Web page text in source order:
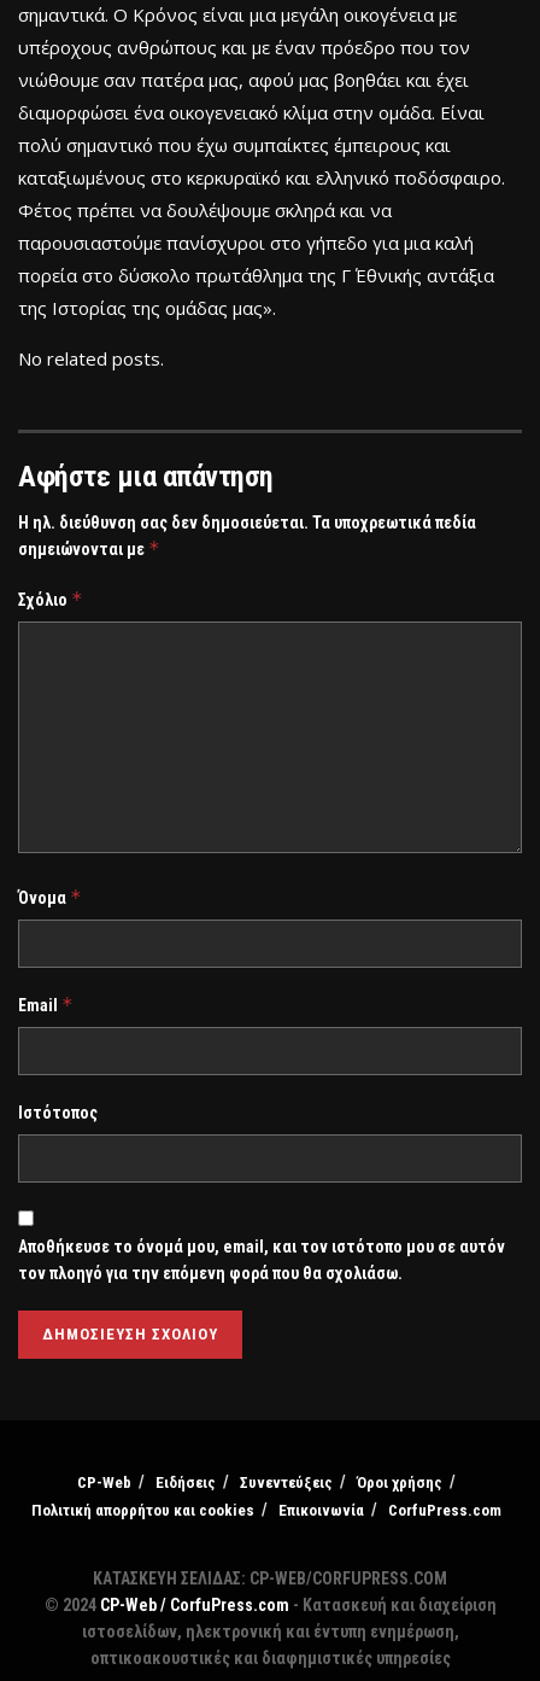
σημαντικά. Ο Κρόνος είναι μια μεγάλη οικογένεια με
υπέροχους ανθρώπους και με έναν πρόεδρο που τον
νιώθουμε σαν πατέρα μας, αφού μας βοηθάει και έχει
διαμορφώσει ένα οικογενειακό κλίμα στην ομάδα. Είναι
πολύ σημαντικό που έχω συμπαίκτες έμπειρους και
καταξιωμένους στο κερκυραϊκό και ελληνικό ποδόσφαιρο.
Φέτος πρέπει να δουλέψουμε σκληρά και να
παρουσιαστούμε πανίσχυροι στο γήπεδο για μια καλή
πορεία στο δύσκολο πρωτάθλημα της Γ΄ Εθνικής αντάξια
της Ιστορίας της ομάδας μας».
No related posts.
Αφήστε μια απάντηση
Η ηλ. διεύθυνση σας δεν δημοσιεύεται. Τα υποχρεωτικά πεδία
σημειώνονται με *
Σχόλιο *
Όνομα *
Email *
Ιστότοπος
Αποθήκευσε το όνομά μου, email, και τον ιστότοπο μου σε αυτόν
τον πλοηγό για την επόμενη φορά που θα σχολιάσω.
CP-Web Ειδήσεις Συνεντεύξεις
Όροι χρήσης
Πολιτική απορρήτου και cookies
Επικοινωνία CorfuPress.com
ΚΑΤΑΣΚΕΥΗ ΣΕΛΙΔΑΣ: CP-WEB/CORFUPRESS.COM
© 2024 CP-Web / CorfuPress.com - Κατασκευή και διαχείριση
ιστοσελίδων, ηλεκτρονική και έντυπη ενημέρωση,
οπτικοακουστικές και διαφημιστικές υπηρεσίες